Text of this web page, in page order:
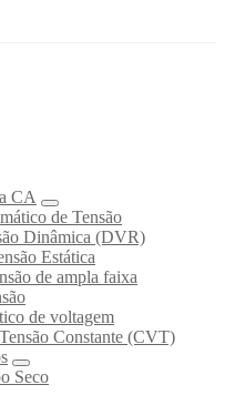
CA
de Tensão
Dinâmica (DVR)
Estática
de ampla faixa
de voltagem
Constante (CVT)
Seco